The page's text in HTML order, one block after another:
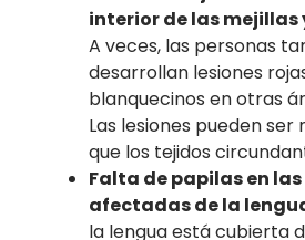
interior de las mejillas
A veces, las personas
desarrollan lesiones
blanquecinos en otras
Las lesiones pueden ser
que los tejidos
Falta de papilas en
afectadas de la
la lengua está cubierta